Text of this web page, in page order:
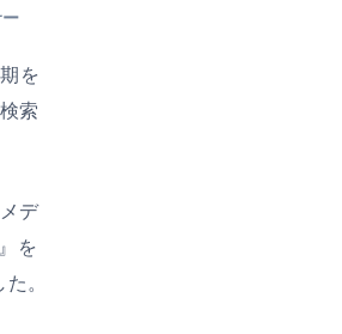
を
索
デ
を
。